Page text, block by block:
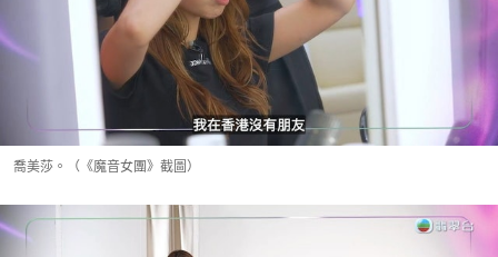
喬美莎。（《魔音女團》截圖）